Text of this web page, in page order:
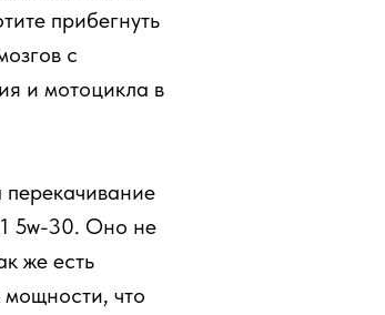
прибегнуть
с
и мотоцикла в
5w-30. Оно не
же есть
что